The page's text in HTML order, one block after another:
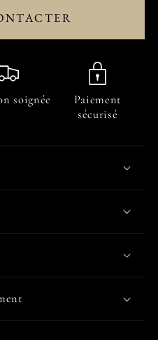
soignée
Paiement
sécurisé